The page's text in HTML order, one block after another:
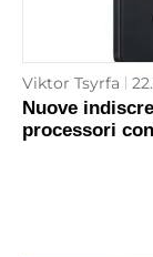
Viktor Tsyrfa
Nuove
processori